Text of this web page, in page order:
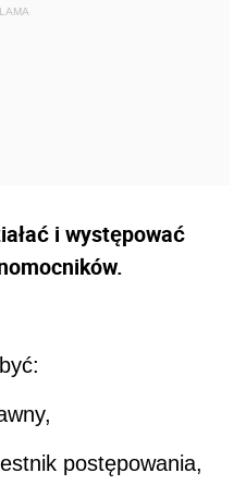
i występować
postępowania,